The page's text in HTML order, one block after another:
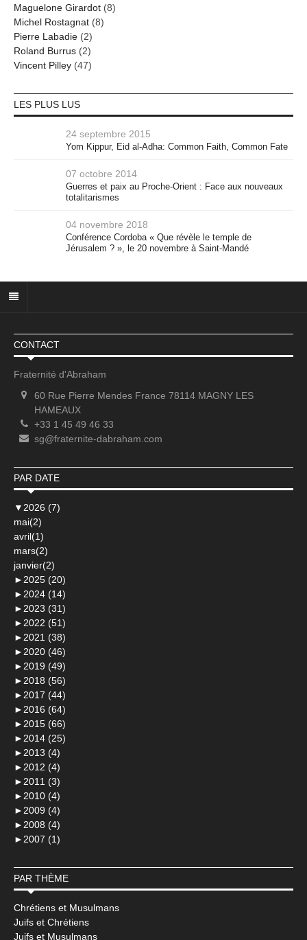
Maguelone Girardot (8)
Michel Rostagnat (8)
Pierre Labadie (2)
Roland Burrus (2)
Vincent Pilley (47)
LES PLUS LUS
24 septembre 2015
Yom Kippur, Eid al-Adha: Common Faith, Common Fate
07 octobre 2014
Guerres et paix au Proche-Orient : Face aux nouveaux
totalitarismes
04 novembre 2018
Conférence Cordoba « Que révèle le temple de
Jérusalem ? », le 20 novembre à Saint-Mandé
CONTACT
Fraternité d'Abraham
60 Rue Pierre Mendes France 78114 MAGNY LES
HAMEAUX
+33 1 45 49 46 33
sg@fraternite-dabraham.com
PAR DATE
▼ 2026 (7)
mai(2)
avril(1)
mars(2)
janvier(2)
► 2025 (20)
► 2024 (14)
► 2023 (31)
► 2022 (51)
► 2021 (38)
► 2020 (46)
► 2019 (49)
► 2018 (56)
► 2017 (44)
► 2016 (64)
► 2015 (66)
► 2014 (25)
► 2013 (4)
► 2012 (4)
► 2011 (3)
► 2010 (4)
► 2009 (4)
► 2008 (4)
► 2007 (1)
PAR THÈME
Chrétiens et Musulmans
Juifs et Chrétiens
Juifs et Musulmans